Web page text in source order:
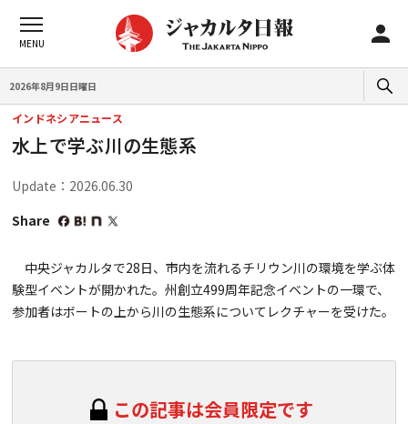
2026年8月9日日曜日
インドネシアニュース
水上で学ぶ川の生態系
Update：2026.06.30
Share
中央ジャカルタで28日、市内を流れるチリウン川の環境を学ぶ体
験型イベントが開かれた。州創立499周年記念イベントの一環で、
参加者はボートの上から川の生態系についてレクチャーを受けた。
この記事は会員限定です